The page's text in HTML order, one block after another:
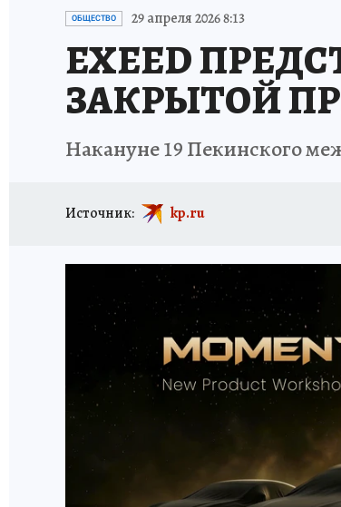
ПРОИСШЕСТВИЯ
ОБЩЕСТВО 29 апреля 2026 8:13
EXEED
ЗАКРЫТОЙ
Накануне 19 Пекинского
Источник: kp.ru